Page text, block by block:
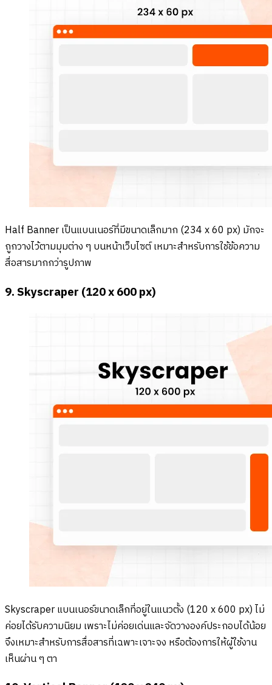
Half Banner เป็นแบนเนอร์ที่มีขนาดเล็กมาก (234 x 60 px) มักจะ
ถูกวางไว้ตามมุมต่าง ๆ บนหน้าเว็บไซต์ เหมาะสำหรับการใช้ข้อความ
สื่อสารมากกว่ารูปภาพ
9. Skyscraper (120 x 600 px)
Skyscraper แบนเนอร์ขนาดเล็กที่อยู่ในแนวตั้ง (120 x 600 px) ไม่
ค่อยได้รับความนิยม เพราะไม่ค่อยเด่นและจัดวางองค์ประกอบได้น้อย
จึงเหมาะสำหรับการสื่อสารที่เฉพาะเจาะจง หรือต้องการให้ผู้ใช้งาน
เห็นผ่าน ๆ ตา